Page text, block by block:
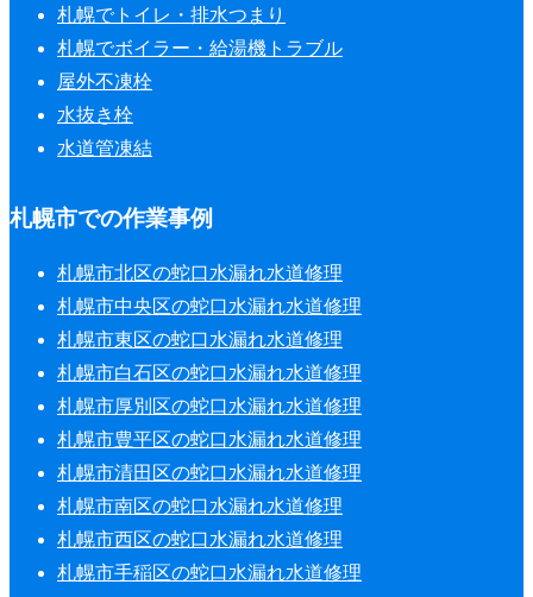
札幌でトイレ・排水つまり
札幌でボイラー・給湯機トラブル
屋外不凍栓
水抜き栓
水道管凍結
札幌市での作業事例
札幌市北区の蛇口水漏れ水道修理
札幌市中央区の蛇口水漏れ水道修理
札幌市東区の蛇口水漏れ水道修理
札幌市白石区の蛇口水漏れ水道修理
札幌市厚別区の蛇口水漏れ水道修理
札幌市豊平区の蛇口水漏れ水道修理
札幌市清田区の蛇口水漏れ水道修理
札幌市南区の蛇口水漏れ水道修理
札幌市西区の蛇口水漏れ水道修理
札幌市手稲区の蛇口水漏れ水道修理